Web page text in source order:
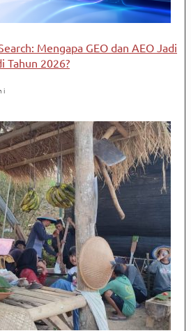
Mengapa GEO dan AEO Jadi
Tahun 2026?